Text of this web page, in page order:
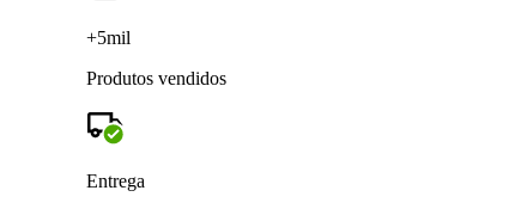
+5mil
Produtos vendidos
Entrega